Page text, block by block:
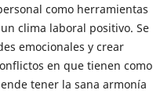
como herramientas
clima laboral positivo. Se
emocionales y crear
en que tienen como
tener la sana armonía